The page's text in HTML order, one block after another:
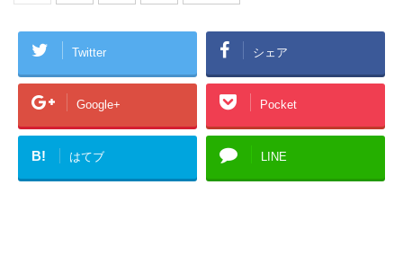
Twitter シェア
Google+ Pocket
B! はてブ LINE